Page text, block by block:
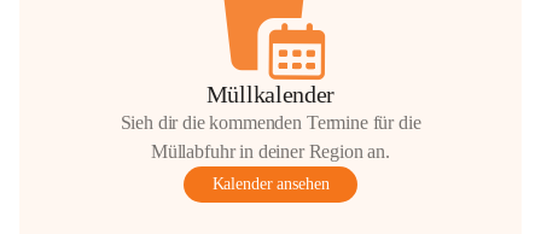
Müllkalender
Sieh dir die kommenden Termine für die
Müllabfuhr in deiner Region an.
Kalender ansehen